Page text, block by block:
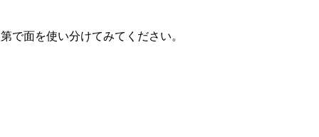
で面を使い分けてみてください。